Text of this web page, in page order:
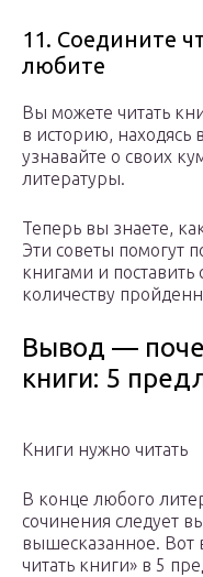
11. Соедините
любите
Вы можете читать
в историю, находясь
узнавайте о своих
литературы.
Теперь вы знаете,
Эти советы помогут
книгами и
количеству
Вывод —
книги: 5
Книги нужно читать
В конце любого
сочинения следует
вышесказанное. Вот
читать книги» в 5